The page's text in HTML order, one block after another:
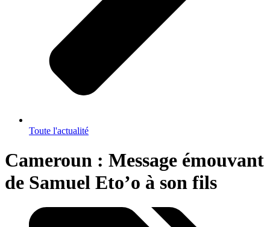
Toute l'actualité
Cameroun : Message émouvant
de Samuel Eto’o à son fils